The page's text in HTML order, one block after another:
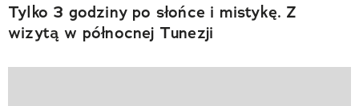
Tylko 3 godziny po słońce i mistykę. Z
wizytą w północnej Tunezji